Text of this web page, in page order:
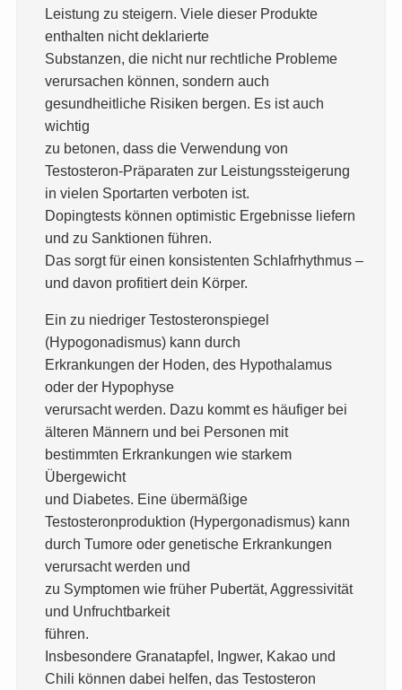
Leistung zu steigern. Viele dieser Produkte
enthalten nicht deklarierte
Substanzen, die nicht nur rechtliche Probleme
verursachen können, sondern auch
gesundheitliche Risiken bergen. Es ist auch
wichtig
zu betonen, dass die Verwendung von
Testosteron-Präparaten zur Leistungssteigerung
in vielen Sportarten verboten ist.
Dopingtests können optimistic Ergebnisse liefern
und zu Sanktionen führen.
Das sorgt für einen konsistenten Schlafrhythmus –
und davon profitiert dein Körper.
Ein zu niedriger Testosteronspiegel
(Hypogonadismus) kann durch
Erkrankungen der Hoden, des Hypothalamus
oder der Hypophyse
verursacht werden. Dazu kommt es häufiger bei
älteren Männern und bei Personen mit
bestimmten Erkrankungen wie starkem
Übergewicht
und Diabetes. Eine übermäßige
Testosteronproduktion (Hypergonadismus) kann
durch Tumore oder genetische Erkrankungen
verursacht werden und
zu Symptomen wie früher Pubertät, Aggressivität
und Unfruchtbarkeit
führen.
Insbesondere Granatapfel, Ingwer, Kakao und
Chili können dabei helfen, das Testosteron